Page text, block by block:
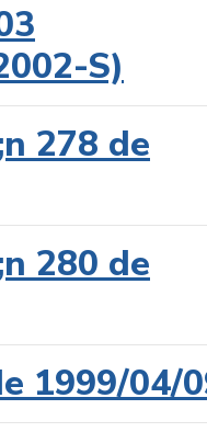
S)
278 de
280 de
1999/04/